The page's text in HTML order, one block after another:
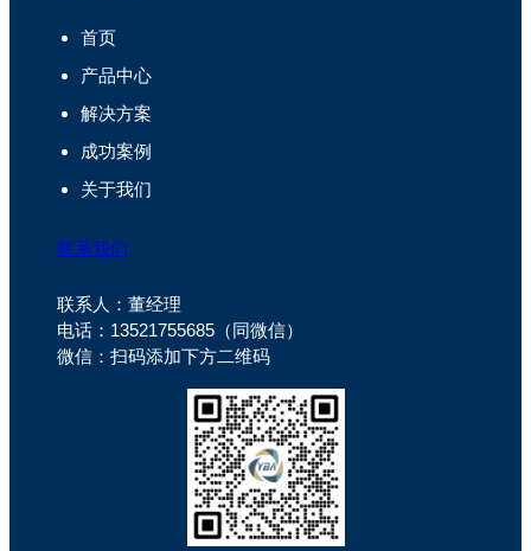
首页
产品中心
解决方案
成功案例
关于我们
联系我们
联系人：董经理
电话：13521755685（同微信）
微信：扫码添加下方二维码